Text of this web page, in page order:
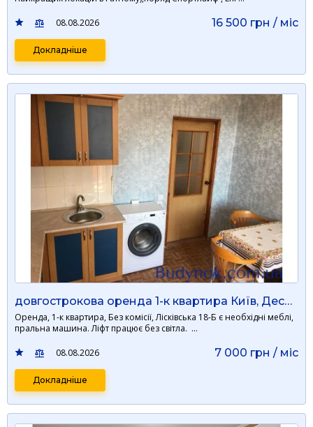
08.08.2026 16 500 грн / мiс
Докладніше
довгострокова оренда 1-к квартира Київ, Деснянський, 7000 грн./міс.
Оренда, 1-к квартира, Без комісії, Лісківська 18-Б є необхідні меблі,
пральна машина. Ліфт працює без світла. …
08.08.2026 7 000 грн / мiс
Докладніше